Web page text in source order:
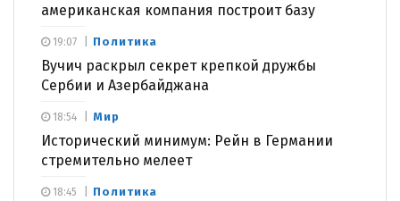
американская компания построит базу
Политика
Вучич раскрыл секрет крепкой дружбы
Сербии и Азербайджана
19:07
Мир
Исторический минимум: Рейн в Германии
стремительно мелеет
18:54
Политика
18:45